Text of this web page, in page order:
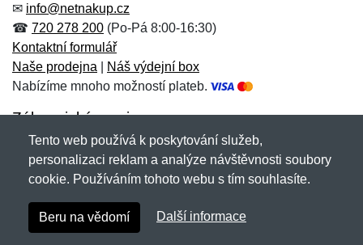
✉ info@netnakup.cz
☎ 720 278 200 (Po-Pá 8:00-16:30)
Kontaktní formulář
Naše prodejna
Náš výdejní box
Nabízíme mnoho možností plateb.
Zákaznický servis
Novinky emailem
Copyright © 2007-2026 (19 let s vámi)Netnakup.cz
NetIQ. Všechna práva vyhrazena.
Tento web používá k poskytování služeb,
personalizaci reklam a analýze návštěvnosti soubory
cookie. Používáním tohoto webu s tím souhlasíte.
Beru na vědomí Další informace